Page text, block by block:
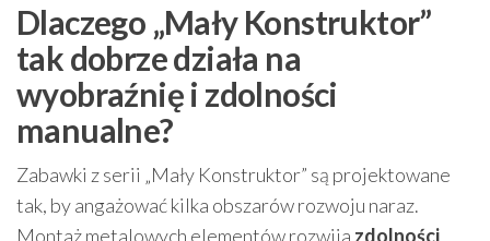
Dlaczego „Mały Konstruktor”
tak dobrze działa na
wyobraźnię i zdolności
manualne?
Zabawki z serii „Mały Konstruktor” są projektowane
tak, by angażować kilka obszarów rozwoju naraz.
Montaż metalowych elementów rozwija zdolności